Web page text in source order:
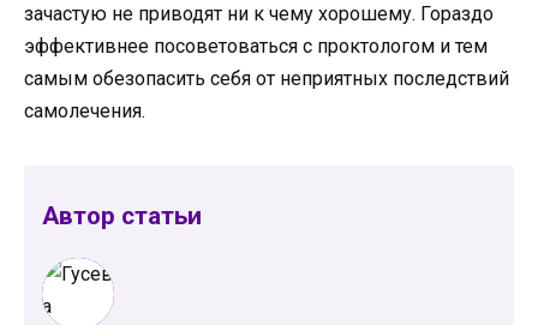
зачастую не приводят ни к чему хорошему. Гораздо
эффективнее посоветоваться с проктологом и тем
самым обезопасить себя от неприятных последствий
самолечения.
Автор статьи